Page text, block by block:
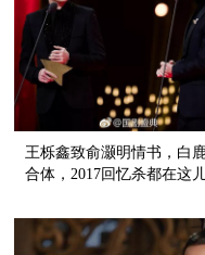
王栎鑫致俞灏明情书，白
合体，2017回忆杀都在这儿